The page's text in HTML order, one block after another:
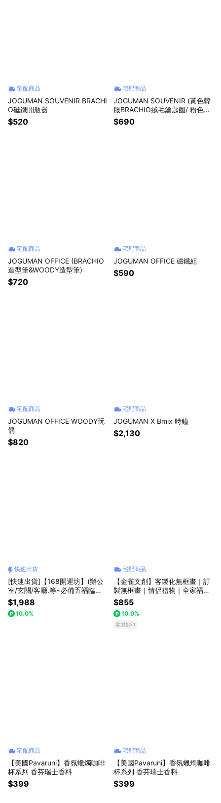
宅配商品
JOGUMAN SOUVENIR BRACHI
O磁鐵開瓶器
$520
宅配商品
JOGUMAN SOUVENIR (黃色韓
服BRACHIO絨毛鑰匙圈/ 粉色韓
服WOODY絨毛鑰匙圈)
$690
宅配商品
JOGUMAN OFFICE (BRACHIO
造型筆&WOODY造型筆)
$720
宅配商品
JOGUMAN OFFICE 磁鐵組
$590
宅配商品
JOGUMAN OFFICE WOODY玩
偶
$820
宅配商品
JOGUMAN X Bmix 時鐘
$2,130
快速出貨
[快速出貨]【168開運坊】(辦公
室/玄關/客廳.等~必備五福臨門~
青砂石擺件)開光/擇日安置
$1,988
10.0%
宅配商品
【金雀文創】客製化無框畫｜訂
製無框畫｜情侶禮物｜全家福｜
無框畫客製化｜無框畫印刷｜禮
物 掛畫 ｜居家擺飾
$855
10.0%
客製刻印
宅配商品
【美國Pavaruni】香氛蠟燭咖啡
杯系列 香芬瑞士香料
$399
宅配商品
【美國Pavaruni】香氛蠟燭咖啡
杯系列 香芬瑞士香料
$399